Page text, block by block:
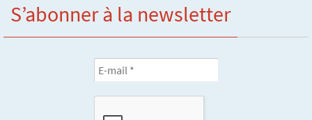
S’abonner à la newsletter